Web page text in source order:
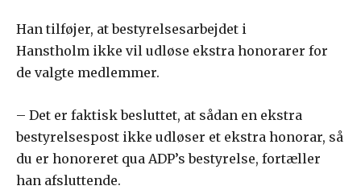
Han tilføjer, at bestyrelsesarbejdet i
Hanstholm ikke vil udløse ekstra honorarer for
de valgte medlemmer.
– Det er faktisk besluttet, at sådan en ekstra
bestyrelsespost ikke udløser et ekstra honorar, så
du er honoreret qua ADP’s bestyrelse, fortæller
han afsluttende.